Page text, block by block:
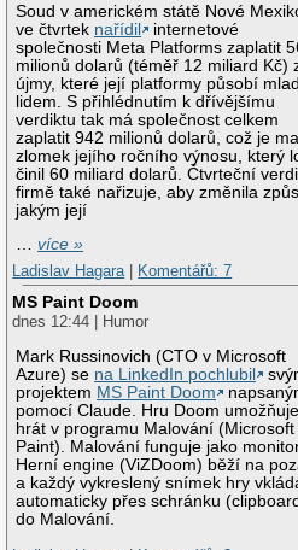
Soud v americkém státě Nové
ve čtvrtek nařídil
internetové
společnosti Meta Platforms zaplatit
milionů dolarů (téměř 12 miliard Kč)
újmy, které její platformy působí
lidem. S přihlédnutím k dřívějšímu
verdiktu tak má společnost celkem
zaplatit 942 milionů dolarů, což je
zlomek jejího ročního výnosu, který
činil 60 miliard dolarů. Čtvrteční
firmě také nařizuje, aby změnila
jakým její
…více »
Ladislav Hagara
Komentářů: 7
MS Paint Doom
dnes 12:44 | Humor
Mark Russinovich (CTO v Microsoft
Azure) se na LinkedIn pochlubil
projektem MS Paint Doom
pomocí Claude. Hru Doom umožňuje
hrát v programu Malování (Microsoft
Paint). Malování funguje jako
Herní engine (ViZDoom) běží na
a každý vykreslený snímek hry
automaticky přes schránku
do Malování.